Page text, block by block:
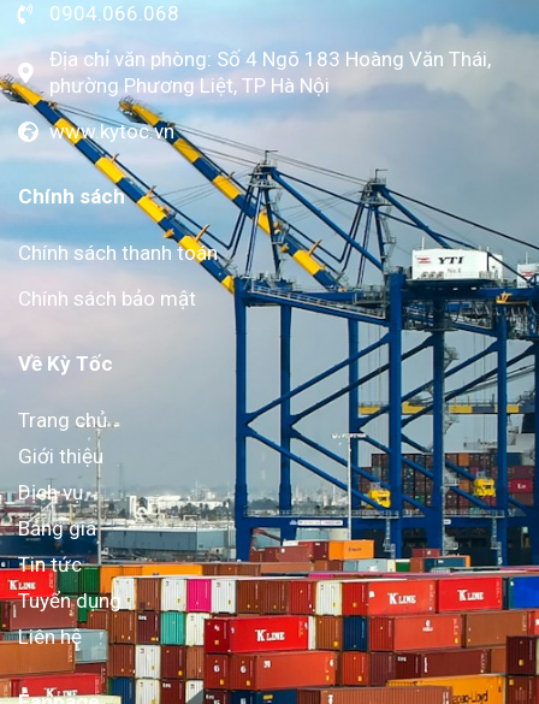
0904.066.068
Địa chỉ văn phòng: Số 4 Ngõ 183 Hoàng Văn Thái,
phường Phương Liệt, TP Hà Nội
www.kytoc.vn
Chính sách
Chính sách thanh toán
Chính sách bảo mật
Về Kỳ Tốc
Trang chủ
Giới thiệu
Dịch vụ
Bảng giá
Tin tức
Tuyển dụng
Liên hệ